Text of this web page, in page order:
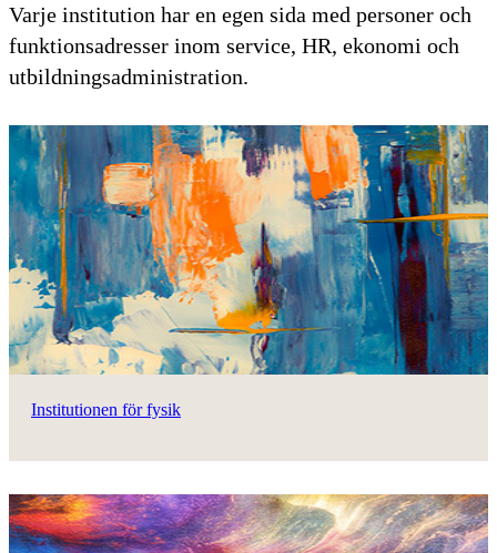
Varje institution har en egen sida med personer och
funktionsadresser inom service, HR, ekonomi och
utbildningsadministration.
Institutionen för fysik